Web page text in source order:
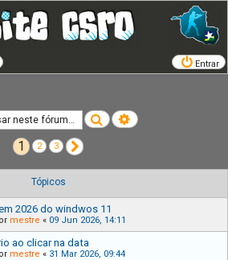
Entrar
PesquisarPesquisa avançada
1 2 3
Tópicos
2026 do windwos 11
mestre « 09 Jun 2026, 14:11
ao clicar na data
mestre « 31 Mar 2026, 09:44